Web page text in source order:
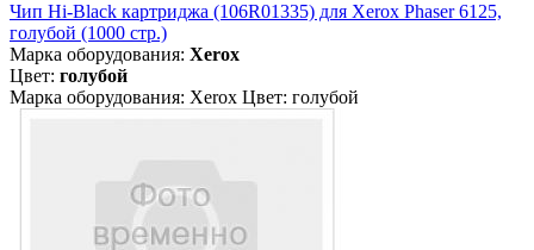
Чип Hi-Black картриджа (106R01335) для Xerox Phaser 6125,
голубой (1000 стр.)
Марка оборудования: Xerox
Цвет: голубой
Марка оборудования: Xerox Цвет: голубой